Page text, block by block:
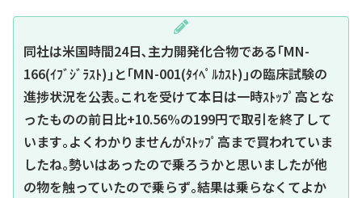
同社は米国時間24日､主力開発化合物である｢MN-
166(ｲﾌﾞｼﾞﾗｽﾄ)｣と｢MN-001(ﾀｲﾍﾟﾙｶｽﾄ)｣の臨床試験の
進捗状況を公表｡これを受けて本日は一時ｽﾄｯﾌﾟ高とな
ったものの前日比+10.56%の199円で取引を終了して
います｡よくわかりませんがｽﾄｯﾌﾟ高まで買われていま
したね｡勢いはあったので乗ろうかと思いましたが他
の物を触っていたので乗らず｡結果は乗らなくてよか